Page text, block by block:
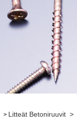
> Litteät Betoniruuvit >